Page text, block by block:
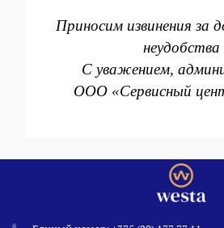
Приносим извинения за
неудобства
С уважением,
ООО «Сервисный